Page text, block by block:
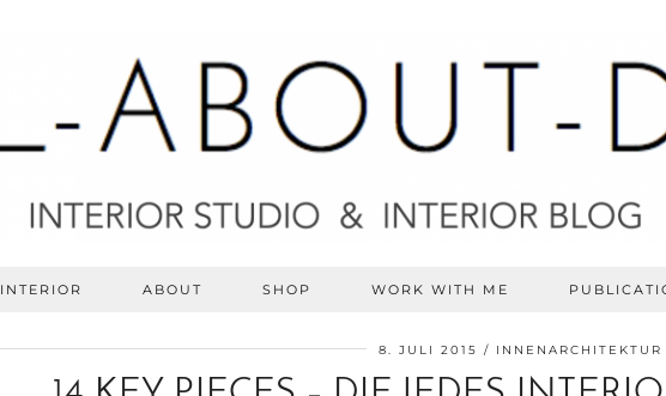
INTERIOR ABOUT SHOP WORK WITH ME
8. JULI 2015 INNENARCHITEKTUR